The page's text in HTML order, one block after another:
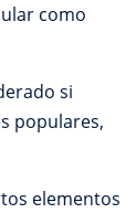
como
si
populares,
elementos